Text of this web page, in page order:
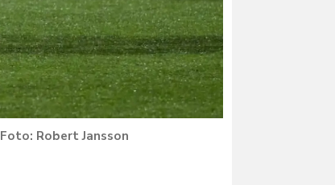
Robert Jansson